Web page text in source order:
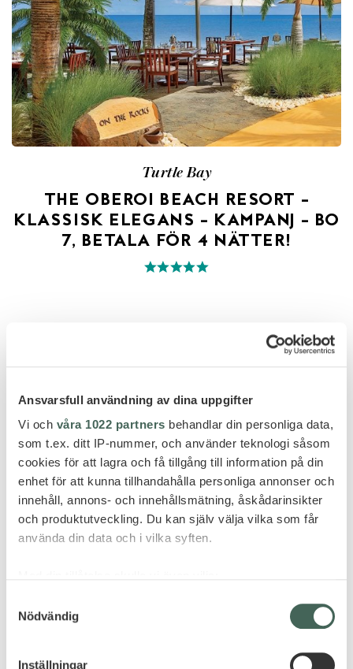
Ansvarsfull användning av dina uppgifter
Vi och våra 1022 partners behandlar din personliga data,
som t.ex. ditt IP-nummer, och använder teknologi såsom
cookies för att lagra och få tillgång till information på din
enhet för att kunna tillhandahålla personliga annonser och
innehåll, annons- och innehållsmätning, åskådarinsikter
och produktutveckling. Du kan själv välja vilka som får
använda din data och i vilka syften.
som kan ha en noggrannhet på upp till flera meter
Nödvändig
Inställningar
Turtle Bay
THE OBEROI BEACH RESORT –
KLASSISK ELEGANS – KAMPANJ – BO
7, BETALA FÖR 4 NÄTTER!
FLER HOTELL - MAURITIUS